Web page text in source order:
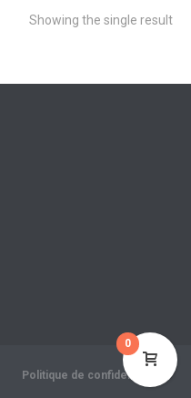
Showing the single result
Politique de confidentialité
0